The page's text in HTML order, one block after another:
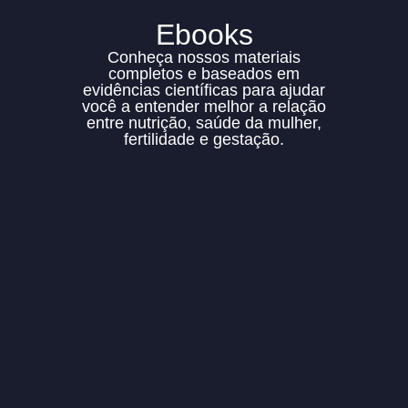
Ebooks
Conheça nossos materiais
completos e baseados em
evidências científicas para ajudar
você a entender melhor a relação
entre nutrição, saúde da mulher,
fertilidade e gestação.